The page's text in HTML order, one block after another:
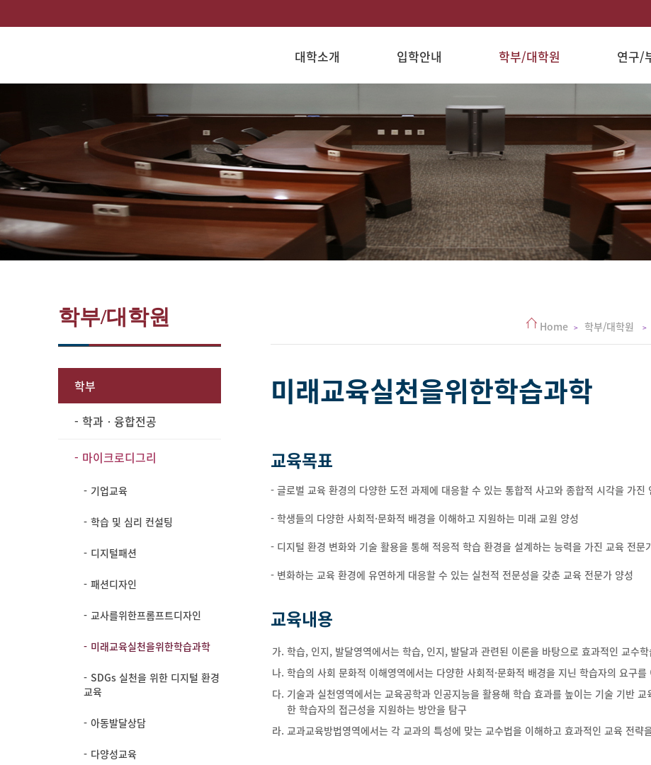
대학소개 입학안내 학부/대학원 연구/
학부/대학원
학부
학과ㆍ융합전공
마이크로디그리
기업교육
학습 및 심리 컨설팅
디지털패션
패션디자인
교사를위한프롬프트디자인
미래교육실천을위한학습과학
SDGs 실천을 위한 디지털 환경
교육
아동발달상담
다양성교육
Home 학부/대학원
미래교육실천을위한학습과학
교육목표
- 글로벌 교육 환경의 다양한 도전 과제에 대응할 수 있는 통합적 사고와 종합적 시각을 가진
- 학생들의 다양한 사회적·문화적 배경을 이해하고 지원하는 미래 교원 양성
- 디지털 환경 변화와 기술 활용을 통해 적응적 학습 환경을 설계하는 능력을 가진 교육 전문
- 변화하는 교육 환경에 유연하게 대응할 수 있는 실천적 전문성을 갖춘 교육 전문가 양성
교육내용
학습, 인지, 발달영역에서는 학습, 인지, 발달과 관련된 이론을 바탕으로 효과적인 교수
학습의 사회 문화적 이해영역에서는 다양한 사회적·문화적 배경을 지닌 학습자의 요구를
기술과 실천영역에서는 교육공학과 인공지능을 활용해 학습 효과를 높이는 기술 기반
한 학습자의 접근성을 지원하는 방안을 탐구
교과교육방법영역에서는 각 교과의 특성에 맞는 교수법을 이해하고 효과적인 교육 전략